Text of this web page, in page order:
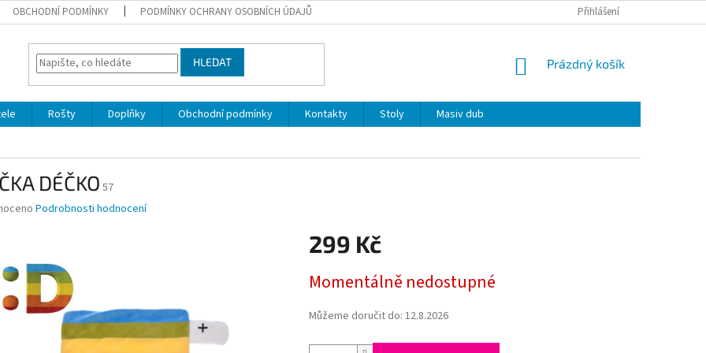
OBCHODNÍ PODMÍNKY PODMÍNKY OCHRANY OSOBNÍCH ÚDAJŮ Přihlášení
HLEDAT
NÁKUPNÍ
Prázdný košík
Rošty Doplňky Obchodní podmínky Kontakty Stoly
Masiv dub
DÉČKO 57
Podrobnosti hodnocení
299 Kč
cena:
Momentálně nedostupné
Můžeme doručit do: 12.8.2026